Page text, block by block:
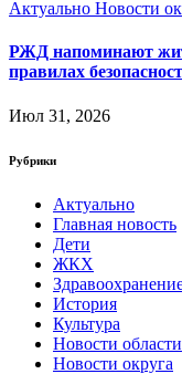
Актуально Новости
РЖД напоминают
правилах
Июл 31, 2026
Рубрики
Актуально
Главная новость
Дети
ЖКХ
История
Культура
Новости области
Новости округа